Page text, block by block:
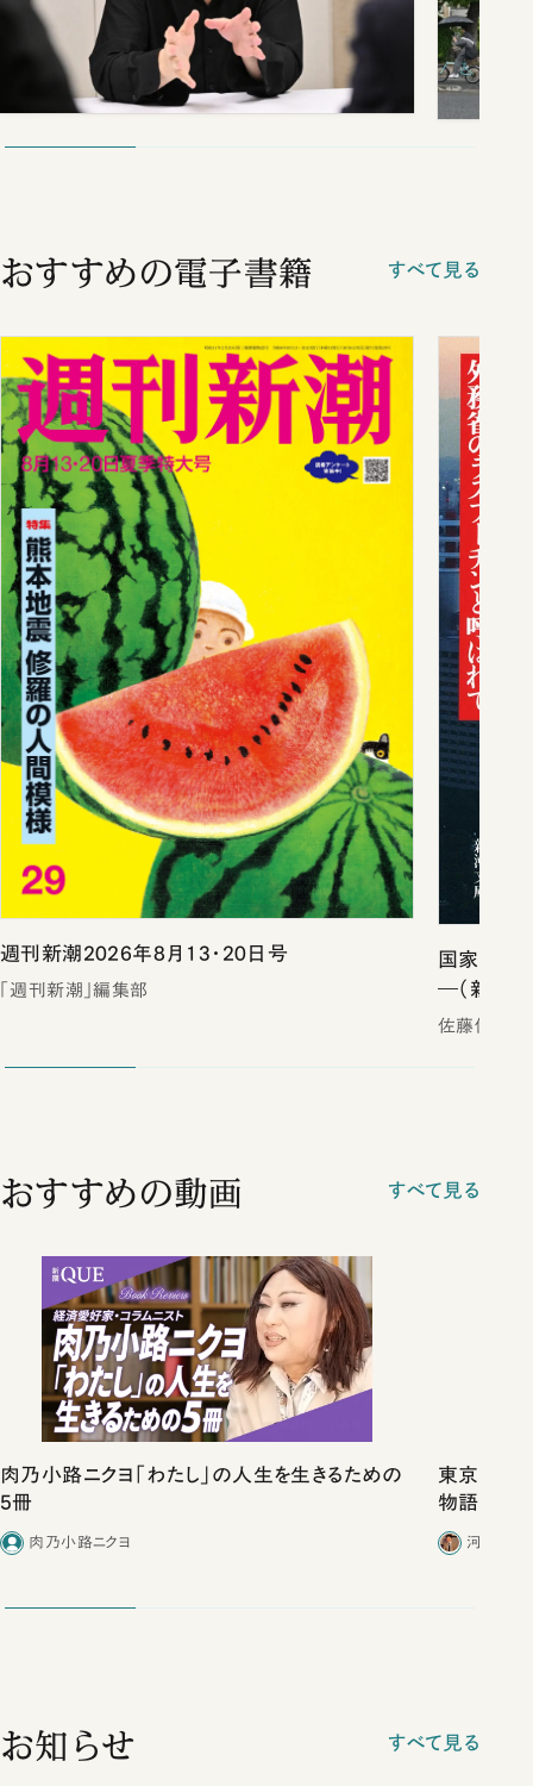
おすすめの電子書籍 すべて見る
週刊新潮2026年8月13・20日号
「週刊新潮」編集部
国家の罠
―（新潮文
佐藤優
おすすめの動画 すべて見る
肉乃小路ニクヨ「わたし」の人生を生きるための
5冊
肉乃小路ニクヨ
東京は都
物語」に
河野有
お知らせ すべて見る